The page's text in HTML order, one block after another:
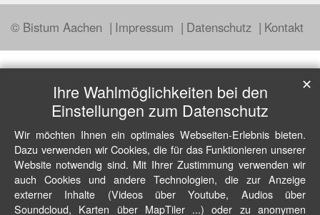
© Bistum Aachen Impressum Datenschutz Kontakt
Ihre Wahlmöglichkeiten bei den
Einstellungen zum Datenschutz
Wir möchten Ihnen ein optimales Webseiten-Erlebnis bieten.
Dazu verwenden wir Cookies, die für das Funktionieren unserer
Website notwendig sind. Mit Ihrer Zustimmung verwenden wir
auch Cookies und andere Technologien, die zur Anzeige
externer Inhalte (Videos über Youtube, Audios über
Soundcloud, Karten über MapTiler ...) oder zu anonymen
✕